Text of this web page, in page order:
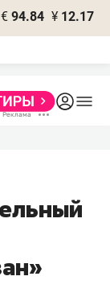
€ 94.84 ¥ 12.17